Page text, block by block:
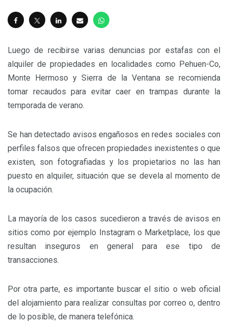
Luego de recibirse varias denuncias por estafas con el
alquiler de propiedades en localidades como Pehuen-Co,
Monte Hermoso y Sierra de la Ventana se recomienda
tomar recaudos para evitar caer en trampas durante la
temporada de verano.
Se han detectado avisos engañosos en redes sociales con
perfiles falsos que ofrecen propiedades inexistentes o que
existen, son fotografiadas y los propietarios no las han
puesto en alquiler, situación que se devela al momento de
la ocupación.
La mayoría de los casos sucedieron a través de avisos en
sitios como por ejemplo Instagram o Marketplace, los que
resultan inseguros en general para ese tipo de
transacciones.
Por otra parte, es importante buscar el sitio o web oficial
del alojamiento para realizar consultas por correo o, dentro
de lo posible, de manera telefónica.